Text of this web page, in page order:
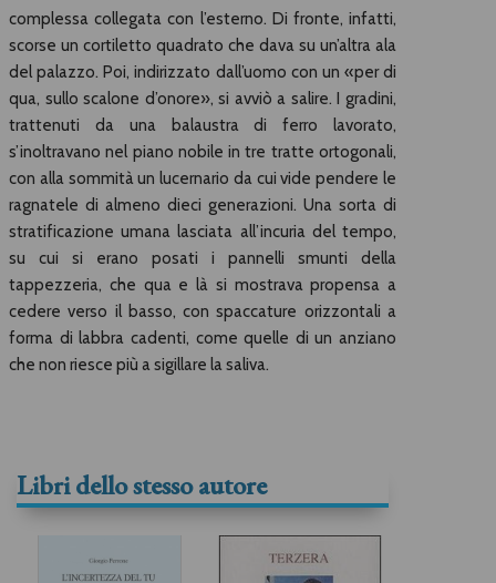
complessa collegata con l’esterno. Di fronte, infatti,
scorse un cortiletto quadrato che dava su un’altra ala
del palazzo. Poi, indirizzato dall’uomo con un «per di
qua, sullo scalone d’onore», si avviò a salire. I gradini,
trattenuti da una balaustra di ferro lavorato,
s’inoltravano nel piano nobile in tre tratte ortogonali,
con alla sommità un lucernario da cui vide pendere le
ragnatele di almeno dieci generazioni. Una sorta di
stratificazione umana lasciata all’incuria del tempo,
su cui si erano posati i pannelli smunti della
tappezzeria, che qua e là si mostrava propensa a
cedere verso il basso, con spaccature orizzontali a
forma di labbra cadenti, come quelle di un anziano
che non riesce più a sigillare la saliva.
Libri dello stesso autore